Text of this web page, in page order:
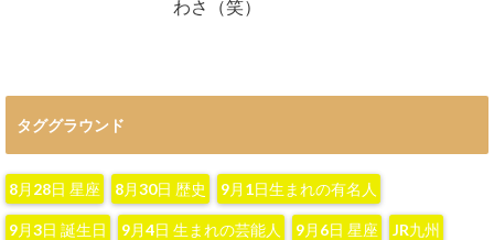
わさ（笑）
タググラウンド
8月28日 星座 8月30日 歴史 9月1日生まれの有名人
9月3日 誕生日 9月4日 生まれの芸能人 9月6日 星座 JR九州